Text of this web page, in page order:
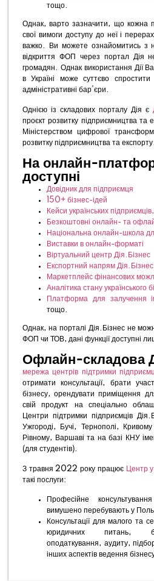
тощо.
Однак, варто зазначити, що кожна
свої вимоги доступу до неї і
важко. Ви можете ознайомитись
відкриття ФОП через портал Дія
громадян. Однак використання Дії
в Україні може суттєво
адміністративні бар’єри.
Однією із складових порталу Дія є
проєкт розвитку підприємництва та
Міністерством цифрової
розвитку підприємництва та
На онлайн-
доступні
Довідник для підприємця
150+ бізнес-ідей
Кейси українських
Безкоштовні онлайн- та
Національна онлайн-школа
Виставки в онлайн-форматі
Віртуальний центр Дія.Бізнес
Експортний напрям Дія.Бізнес
Маркетплейс фінансових
Аналітика стану українського
Платформа для залучення
тощо.
Однак, на порталі Дія.Бізнес не
ФОП чи ТОВ, дані функції доступні
Офлайн-складова
мережа центрів підтримки
отримати консультації, брати
бізнесу, орендувати приміщення
свій продукт на спеціально
Центри ‌підтримки‌ ‌підприємців‌
Ужгороді, Бучі, Тернополі,
Рівному, Варшаві та на базі КНУ
(для студентів).
З травня 2022 року працює Центр
такі послуги:
Професійне
вимушено перебувають у
Консультації для малого та
юридичних питань,
оподаткування, аудиту,
інших аспектів ведення